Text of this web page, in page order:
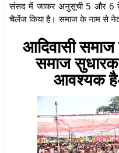
संसद में जाकर अनुसूची 5 और 6 के
चैलेंज किया है। समाज के नाम से
आदिवासी
समाज सुधारक
आवश्यक है-